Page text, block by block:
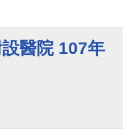
醫院 107年